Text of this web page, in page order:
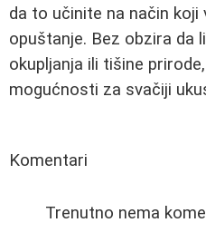
da to učinite na način
opuštanje. Bez obzira da
okupljanja ili tišine
mogućnosti za svačiji
Komentari
Trenutno nema